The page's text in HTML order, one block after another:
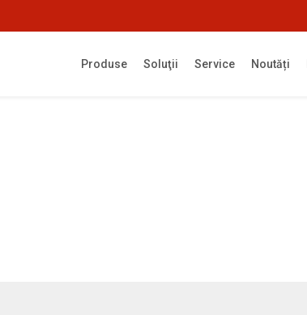
Produse Soluţii Service Noutăți